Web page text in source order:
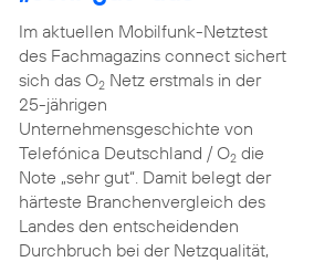
Im aktuellen Mobilfunk-Netztest
des Fachmagazins connect sichert
sich das O2Netz erstmals in der
25-jährigen
Unternehmensgeschichte von
Telefónica Deutschland / O2die
Note „sehr gut“. Damit belegt der
härteste Branchenvergleich des
Landes den entscheidenden
Durchbruch bei der Netzqualität,